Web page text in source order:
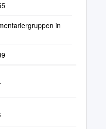
in